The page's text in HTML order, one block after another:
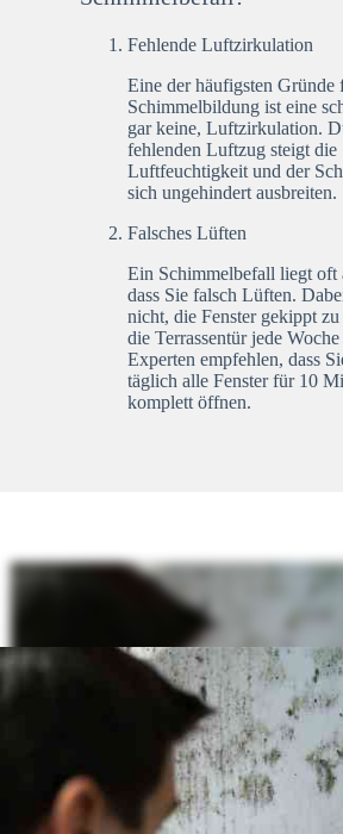
Fehlende Luftzirkulation
Eine der häufigsten Gründe
Schimmelbildung ist eine
gar keine, Luftzirkulation.
fehlenden Luftzug steigt die
Luftfeuchtigkeit und der
sich ungehindert ausbreiten.
Falsches Lüften
Ein Schimmelbefall liegt oft
dass Sie falsch Lüften.
nicht, die Fenster gekippt zu
die Terrassentür jede
Experten empfehlen, dass
täglich alle Fenster für 10
komplett öffnen.